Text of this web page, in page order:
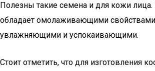
Полезны такие семена и для кожи лица.
обладает омолаживающими
увлажняющими и успокаивающими.
Стоит отметить, что для изготовления